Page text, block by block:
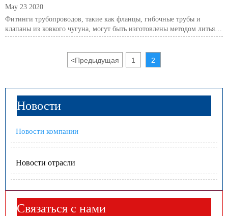
May 23 2020
Фитинги трубопроводов, такие как фланцы, гибочные трубы и
клапаны из ковкого чугуна, могут быть изготовлены методом литья
по выплавляемой пене в RMC.
<Предыдущая 1 2
Новости
Новости компании
Новости отрасли
Связаться с нами